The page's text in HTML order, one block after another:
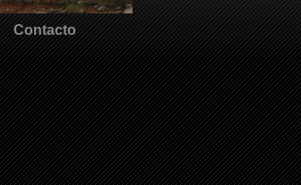
Contacto